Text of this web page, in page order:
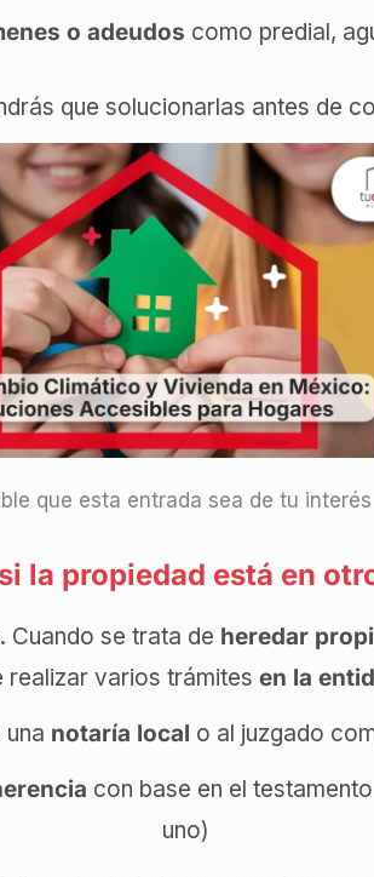
o adeudos como predial,
que solucionarlas antes de
que esta entrada sea de tu interés
la propiedad está en
Cuando se trata de heredar
realizar varios trámites en la
notaría local o al juzgado
con base en el
uno)